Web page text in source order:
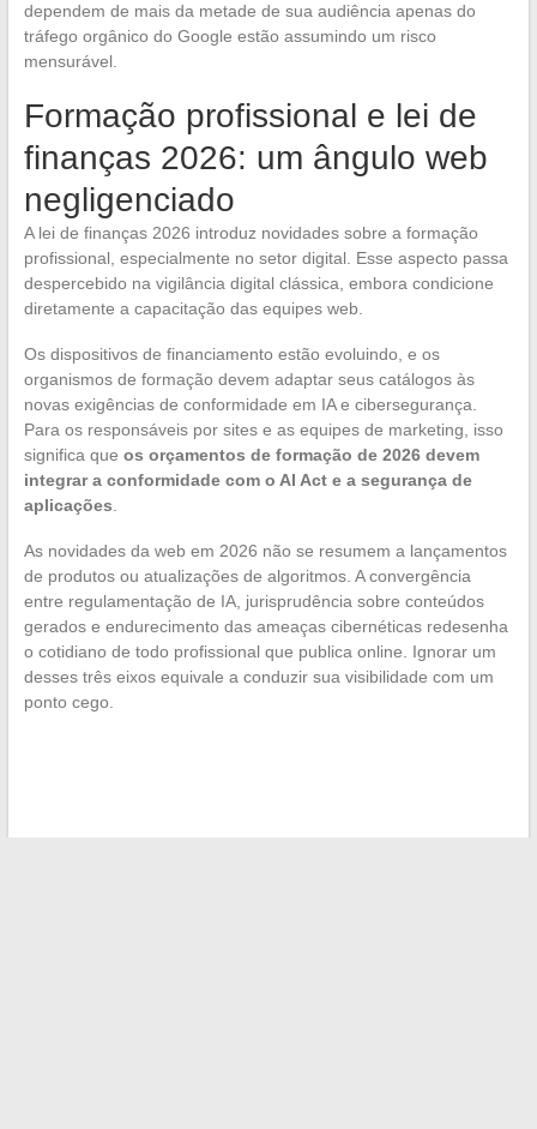
dependem de mais da metade de sua audiência apenas do
tráfego orgânico do Google estão assumindo um risco
mensurável.
Formação profissional e lei de
finanças 2026: um ângulo web
negligenciado
A lei de finanças 2026 introduz novidades sobre a formação
profissional, especialmente no setor digital. Esse aspecto passa
despercebido na vigilância digital clássica, embora condicione
diretamente a capacitação das equipes web.
Os dispositivos de financiamento estão evoluindo, e os
organismos de formação devem adaptar seus catálogos às
novas exigências de conformidade em IA e cibersegurança.
Para os responsáveis por sites e as equipes de marketing, isso
significa que os orçamentos de formação de 2026 devem
integrar a conformidade com o AI Act e a segurança de
aplicações.
As novidades da web em 2026 não se resumem a lançamentos
de produtos ou atualizações de algoritmos. A convergência
entre regulamentação de IA, jurisprudência sobre conteúdos
gerados e endurecimento das ameaças cibernéticas redesenha
o cotidiano de todo profissional que publica online. Ignorar um
desses três eixos equivale a conduzir sua visibilidade com um
ponto cego.